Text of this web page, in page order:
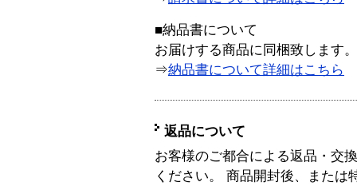
■納品書について
お届けする商品に同梱致します。
⇒納品書について詳細はこちら
返品について
お客様のご都合による返品・交
ください。 商品開封後、または